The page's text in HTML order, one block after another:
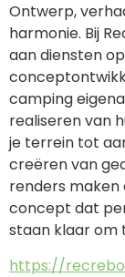
Ontwerp,
harmonie. Bij
aan diensten
camping
realiseren van
je terrein tot
creëren van
renders maken
concept dat
staan klaar om
https://